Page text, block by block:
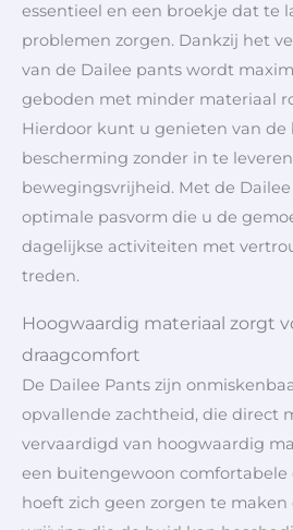
essentieel en een broekje dat te
problemen zorgen. Dankzij het
van de Dailee pants wordt
geboden met minder materiaal
Hierdoor kunt u genieten van de
bescherming zonder in te
bewegingsvrijheid. Met de
optimale pasvorm die u de
dagelijkse activiteiten met
treden.
Hoogwaardig materiaal zorgt
draagcomfort
De Dailee Pants zijn
opvallende zachtheid, die direct
vervaardigd van hoogwaardig
een buitengewoon comfortabele
hoeft zich geen zorgen te